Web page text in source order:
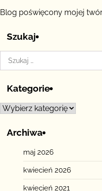
Blog poświęcony mojej
Szukaj
Szukaj:
Kategorie
Kategorie
Archiwa
maj 2026
kwiecień 2026
kwiecień 2021